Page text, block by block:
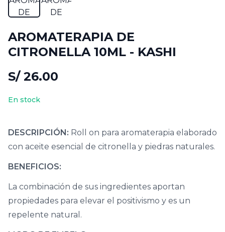
AROMATERAPIA DE
CITRONELLA 10ML - KASHI
S/ 26.00
En stock
DESCRIPCIÓN: Roll on para aromaterapia elaborado
con aceite esencial de citronella y piedras naturales.
BENEFICIOS:
La combinación de sus ingredientes aportan
propiedades para elevar el positivismo y es un
repelente natural.